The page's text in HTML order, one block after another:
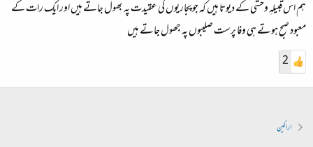
ہم اس قبیلہِ وحشی کے دیوتا ہیں کہ جو پجاریوں کی عقیدت پہ بھول جاتے ہیں اور ایک رات کے
معبود صبح ہوتے ہی وفا پرست صلیبوں پہ جھول جاتے ہیں
2
اراکین